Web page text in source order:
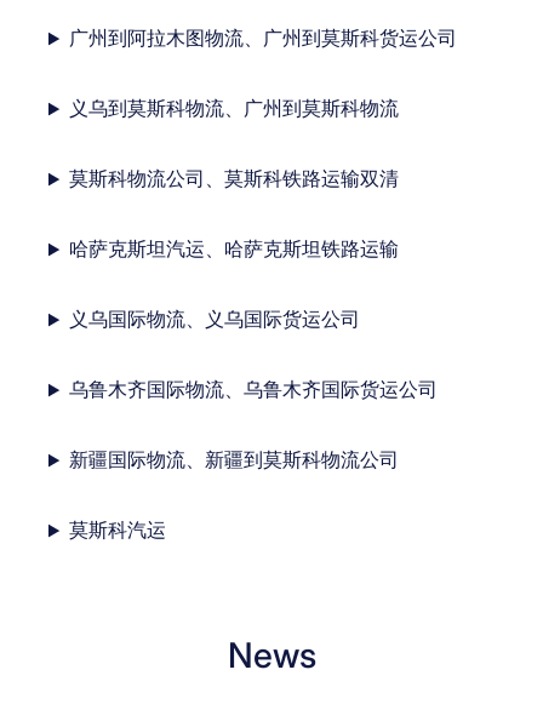
广州到阿拉木图物流、广州到莫斯科货运公司
义乌到莫斯科物流、广州到莫斯科物流
莫斯科物流公司、莫斯科铁路运输双清
哈萨克斯坦汽运、哈萨克斯坦铁路运输
义乌国际物流、义乌国际货运公司
乌鲁木齐国际物流、乌鲁木齐国际货运公司
新疆国际物流、新疆到莫斯科物流公司
莫斯科汽运
News